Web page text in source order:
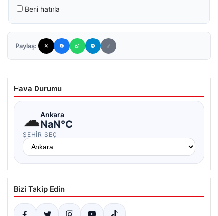
Beni hatırla
Paylaş:
Hava Durumu
☁Ankara
NaN°C
ŞEHIR SEÇ
Bizi Takip Edin